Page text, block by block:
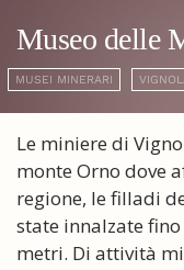
Museo delle
MUSEI MINERARI
Le miniere di
monte Orno dove
regione, le filladi
state innalzate
metri. Di attività